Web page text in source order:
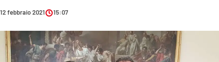
SOCIETÀ
12 febbraio 2021 15:07